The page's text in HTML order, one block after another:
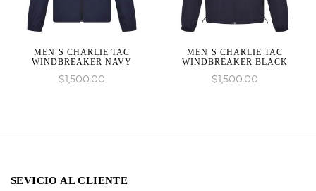
MEN´S CHARLIE TAC
WINDBREAKER NAVY
$1,500.00
MEN´S CHARLIE TAC
WINDBREAKER BLACK
$1,500.00
SEVICIO AL CLIENTE